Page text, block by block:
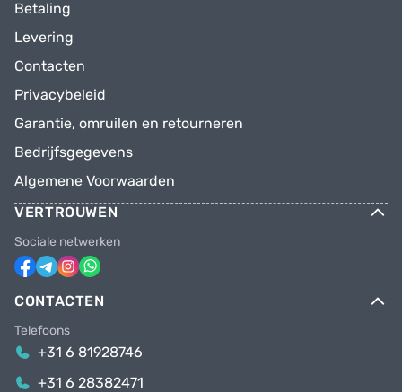
Betaling
Levering
Contacten
Privacybeleid
Garantie, omruilen en retourneren
Bedrijfsgegevens
Algemene Voorwaarden
VERTROUWEN
Sociale netwerken
CONTACTEN
Telefoons
+31 6 81928746
+31 6 28382471